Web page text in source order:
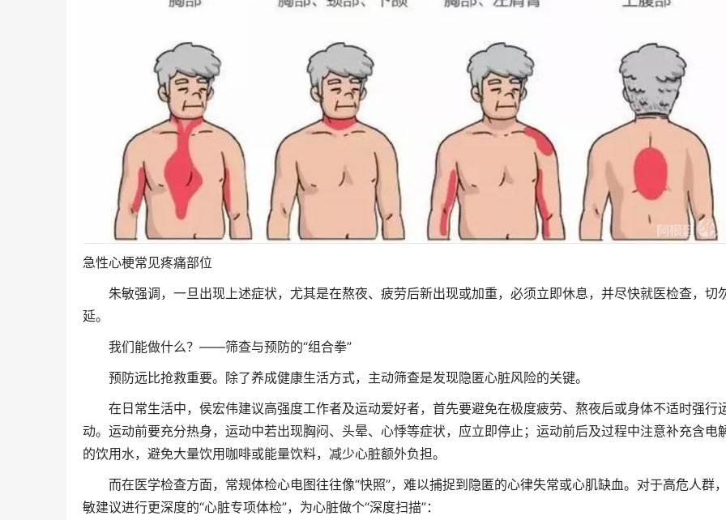
急性心梗常见疼痛部位
朱敏强调，一旦出现上述症状，尤其是在熬夜、疲劳后新出现或加重，必须立即休息，并尽快就医检查，切
延。
我们能做什么？——筛查与预防的“组合拳”
预防远比抢救重要。除了养成健康生活方式，主动筛查是发现隐匿心脏风险的关键。
在日常生活中，侯宏伟建议高强度工作者及运动爱好者，首先要避免在极度疲劳、熬夜后或身体不适时强行
动。运动前要充分热身，运动中若出现胸闷、头晕、心悸等症状，应立即停止；运动前后及过程中注意补充含电
的饮用水，避免大量饮用咖啡或能量饮料，减少心脏额外负担。
而在医学检查方面，常规体检心电图往往像“快照”，难以捕捉到隐匿的心律失常或心肌缺血。对于高危人群
敏建议进行更深度的“心脏专项体检”，为心脏做个“深度扫描”：